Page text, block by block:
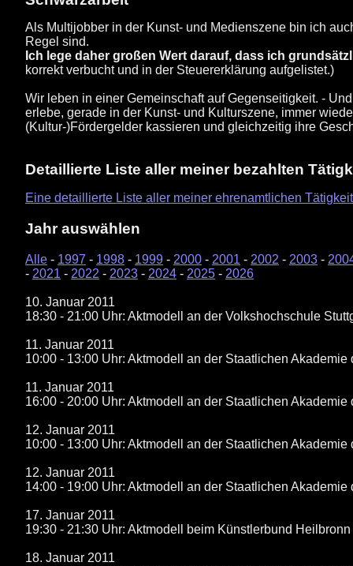
Als Multijobber in der Kunst- und Medienszene bin ich
Regel sind.
Ich lege daher großen Wert darauf, dass ich
korrekt verbucht und in der Steuererklärung aufgelistet.)
Wir leben in einer Gemeinschaft auf Gegenseitigkeit. -
erlebe, gerade in der Kunst- und Kulturszene, immer
(Kultur-)Fördergelder kassieren und gleichzeitig ihre
Detaillierte Liste aller meiner bezahlten
Eine detaillierte Liste aller meiner ehrenamtlichen
Jahr auswählen
Alle - 1997 - 1998 - 1999 - 2000 - 2001 - 2002 - 2003 -
- 2021 - 2022 - 2023 - 2024 - 2025 - 2026
10. Januar 2011
18:30 - 21:00 Uhr: Aktmodell an der Volkshochschule
11. Januar 2011
10:00 - 13:00 Uhr: Aktmodell an der Staatlichen
11. Januar 2011
16:00 - 20:00 Uhr: Aktmodell an der Staatlichen
12. Januar 2011
10:00 - 13:00 Uhr: Aktmodell an der Staatlichen
12. Januar 2011
14:00 - 19:00 Uhr: Aktmodell an der Staatlichen
17. Januar 2011
19:30 - 21:30 Uhr: Aktmodell beim Künstlerbund Heilbronn
18. Januar 2011